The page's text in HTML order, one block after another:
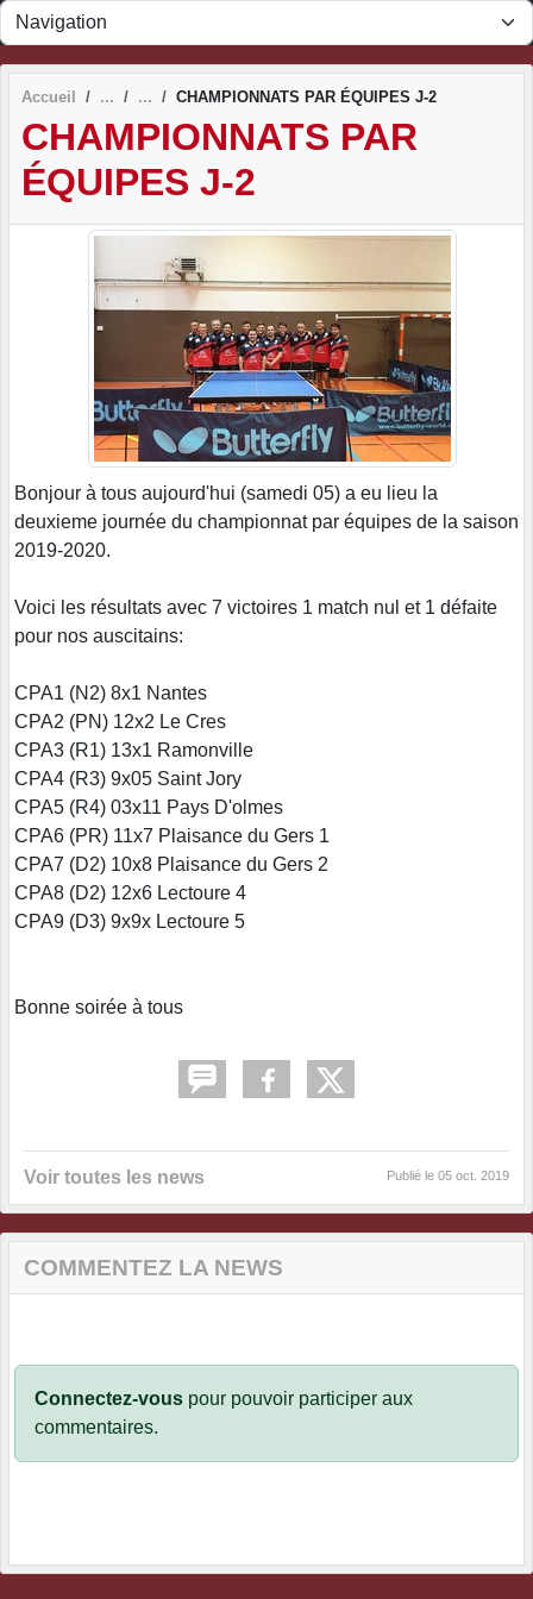
Accueil CHAMPIONNATS PAR ÉQUIPES J-2
CHAMPIONNATS PAR
ÉQUIPES J-2
Bonjour à tous aujourd'hui (samedi 05) a eu lieu la
deuxieme journée du championnat par équipes de la saison
2019-2020.
Voici les résultats avec 7 victoires 1 match nul et 1 défaite
pour nos auscitains:
CPA1 (N2) 8x1 Nantes
CPA2 (PN) 12x2 Le Cres
CPA3 (R1) 13x1 Ramonville
CPA4 (R3) 9x05 Saint Jory
CPA5 (R4) 03x11 Pays D'olmes
CPA6 (PR) 11x7 Plaisance du Gers 1
CPA7 (D2) 10x8 Plaisance du Gers 2
CPA8 (D2) 12x6 Lectoure 4
CPA9 (D3) 9x9x Lectoure 5
Bonne soirée à tous
Voir toutes les news Publié le 05 oct. 2019
COMMENTEZ LA NEWS
Connectez-vous pour pouvoir participer aux
commentaires.
Panneau de gestion des cookies